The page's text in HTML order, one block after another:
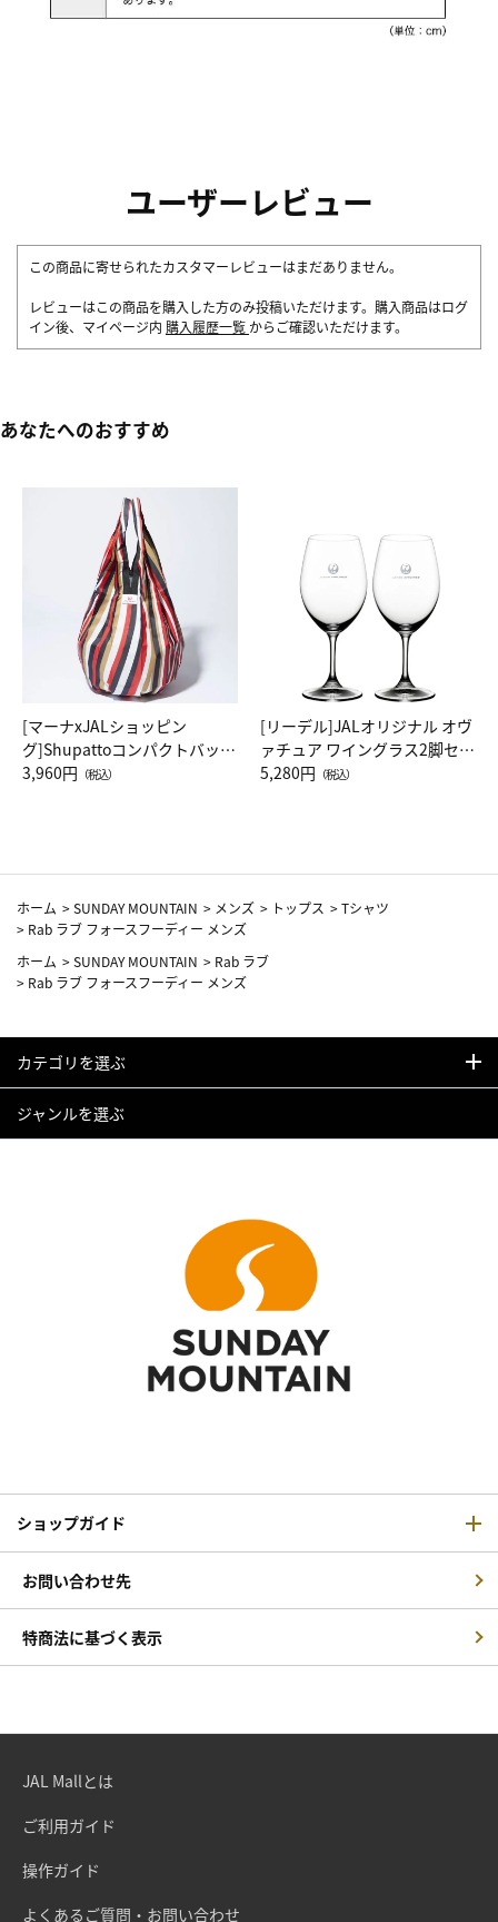
ユーザーレビュー
この商品に寄せられたカスタマーレビューはまだありません。
レビューはこの商品を購入した方のみ投稿いただけます。購入商品はログ
イン後、マイページ内 購入履歴一覧 からご確認いただけます。
あなたへのおすすめ
[マーナxJALショッピン
グ]Shupattoコンパクトバッグ
Drop JAL客室乗務員（LC）ス
3,960円 （税込）
[リーデル]JALオリジナル オヴ
ァチュア ワイングラス2脚セッ
ト（レッドワイン）
5,280円 （税込）
ホーム >SUNDAY MOUNTAIN > メンズ > トップス >Tシャツ
> Rab ラブ フォースフーディー メンズ
ホーム >SUNDAY MOUNTAIN > Rab ラブ
> Rab ラブ フォースフーディー メンズ
カテゴリを選ぶ
ジャンルを選ぶ
ショップガイド
お問い合わせ先
特商法に基づく表示
JAL Mallとは
ご利用ガイド
操作ガイド
よくあるご質問・お問い合わせ